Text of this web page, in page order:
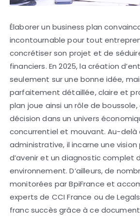
Élaborer un business plan
incontournable pour tout
concrétiser son projet et de
financiers. En 2025, la création
seulement sur une bonne idée,
parfaitement détaillée, claire et
plan joue ainsi un rôle de
décision dans un univers
concurrentiel et mouvant. Au-
administrative, il incarne une vision
d’avenir et un diagnostic complet
environnement. D’ailleurs, de
monitorées par BpiFrance et
experts de CCI France ou de
franc succès grâce à ce